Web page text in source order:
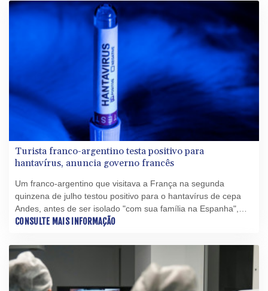
Turista franco-argentino testa positivo para
hantavírus, anuncia governo francês
Um franco-argentino que visitava a França na segunda
quinzena de julho testou positivo para o hantavírus de cepa
Andes, antes de ser isolado "com sua família na Espanha",
anunciou o Ministério francês da Saúde nesta quinta-feira (6).
CONSULTE MAIS INFORMAÇÃO